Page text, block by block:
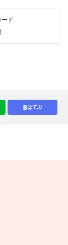
ード
はてぶ